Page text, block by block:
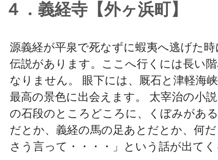
４．義経寺【外ヶ浜町】
源義経が平泉で死なずに蝦夷へ逃げた
伝説があります。ここへ行くには長い
なりません。 眼下には、厩石と津軽海
最高の景色に出会えます。 太宰治の小
の石段のところどころに、くぼみがあ
だとか、義経の馬の足あとだとか、何
さう言って・・・・」という話が出て